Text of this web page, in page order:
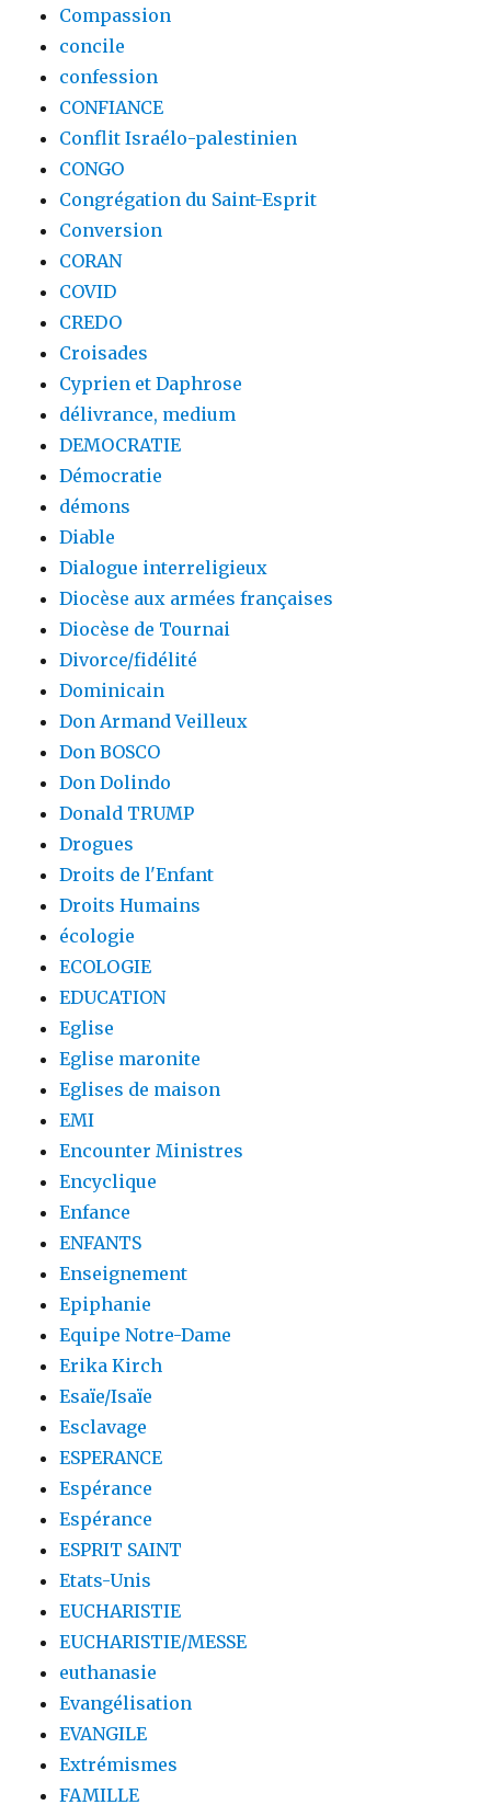
Compassion
concile
confession
CONFIANCE
Conflit Israélo-palestinien
CONGO
Congrégation du Saint-Esprit
Conversion
CORAN
COVID
CREDO
Croisades
Cyprien et Daphrose
délivrance, medium
DEMOCRATIE
Démocratie
démons
Diable
Dialogue interreligieux
Diocèse aux armées françaises
Diocèse de Tournai
Divorce/fidélité
Dominicain
Don Armand Veilleux
Don BOSCO
Don Dolindo
Donald TRUMP
Drogues
Droits de l'Enfant
Droits Humains
écologie
ECOLOGIE
EDUCATION
Eglise
Eglise maronite
Eglises de maison
EMI
Encounter Ministres
Encyclique
Enfance
ENFANTS
Enseignement
Epiphanie
Equipe Notre-Dame
Erika Kirch
Esaïe/Isaïe
Esclavage
ESPERANCE
Espérance
Espérance
ESPRIT SAINT
Etats-Unis
EUCHARISTIE
EUCHARISTIE/MESSE
euthanasie
Evangélisation
EVANGILE
Extrémismes
FAMILLE